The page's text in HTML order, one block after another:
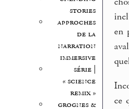
stories
approches
de la
narration
immersive
série |
« science
remix »
grognes &
en
ce